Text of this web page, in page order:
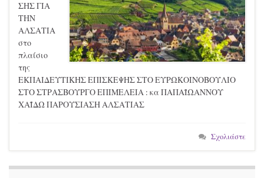
ΣΗΣ ΓΙΑ
ΤΗΝ
ΑΛΣΑΤΙΑ
στο
πλαίσιο
της
ΕΚΠΑΙΔΕΥΤΙΚΗΣ ΕΠΙΣΚΕΨΗΣ ΣΤΟ ΕΥΡΩΚΟΙΝΟΒΟΥΛΙΟ
ΣΤΟ ΣΤΡΑΣΒΟΥΡΓΟ ΕΠΙΜΕΛΕΙΑ : κα ΠΑΠΑΪΩΑΝΝΟΥ
ΧΑΪΔΩ ΠΑΡΟΥΣΙΑΣΗ ΑΛΣΑΤΙΑΣ
Σχολιάστε